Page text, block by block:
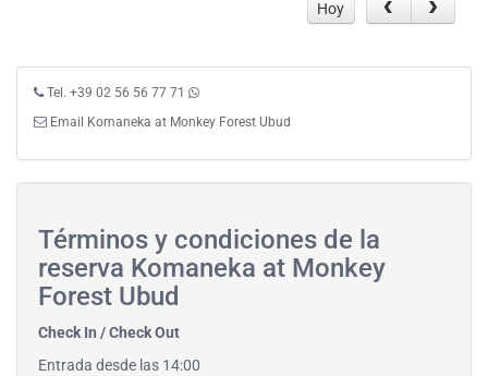
Hoy
Tel. +39 02 56 56 77 71
Email Komaneka at Monkey Forest Ubud
Términos y condiciones de la
reserva Komaneka at Monkey
Forest Ubud
Check In / Check Out
Entrada desde las 14:00